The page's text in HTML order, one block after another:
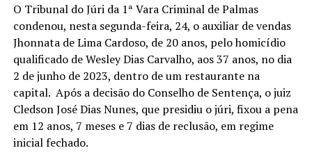
O Tribunal do Júri da 1ª Vara Criminal de Palmas
condenou, nesta segunda-feira, 24, o auxiliar de vendas
Jhonnata de Lima Cardoso, de 20 anos, pelo homicídio
qualificado de Wesley Dias Carvalho, aos 37 anos, no dia
2 de junho de 2023, dentro de um restaurante na
capital. Após a decisão do Conselho de Sentença, o juiz
Cledson José Dias Nunes, que presidiu o júri, fixou a pena
em 12 anos, 7 meses e 7 dias de reclusão, em regime
inicial fechado.